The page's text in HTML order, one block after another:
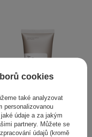
cookies
také analyzovat
personalizovanou
údaje a za jakým
partnery. Můžete se
údajů (kromě